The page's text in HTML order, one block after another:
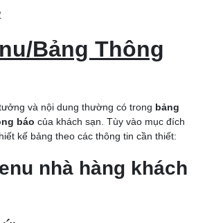
Bảng Thông
và nội dung thường có trong bảng
báo của khách sạn. Tùy vào mục đích
kế bảng theo các thông tin cần thiết:
nhà hàng khách